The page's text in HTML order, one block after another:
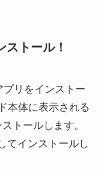
トール！
リをインストー
本体に表示される
トールします。
てインストールし